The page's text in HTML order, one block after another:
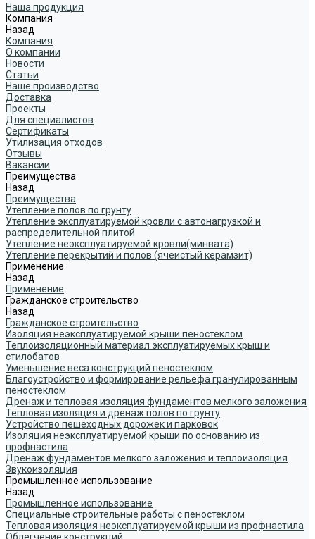
Наша продукция
Компания
Назад
Компания
О компании
Новости
Статьи
Наше производство
Доставка
Проекты
Для специалистов
Сертификаты
Утилизация отходов
Отзывы
Вакансии
Преимущества
Назад
Преимущества
Утепление полов по грунту
Утепление эксплуатируемой кровли с автонагрузкой и
распределительной плитой
Утепление неэксплуатируемой кровли(минвата)
Утепление перекрытий и полов (ячеистый керамзит)
Применение
Назад
Применение
Гражданское строительство
Назад
Гражданское строительство
Изоляция неэксплуатируемой крыши пеностеклом
Теплоизоляционный материал эксплуатируемых крыш и
стилобатов
Уменьшение веса конструкций пеностеклом
Благоустройство и формирование рельефа гранулированным
пеностеклом
Дренаж и тепловая изоляция фундаментов мелкого заложения
Тепловая изоляция и дренаж полов по грунту
Устройство пешеходных дорожек и парковок
Изоляция неэксплуатируемой крыши по основанию из
профнастила
Дренаж фундаментов мелкого заложения и теплоизоляция
Звукоизоляция
Промышленное использование
Назад
Промышленное использование
Специальные строительные работы с пеностеклом
Тепловая изоляция неэксплуатируемой крыши из профнастила
Облегчение конструкций